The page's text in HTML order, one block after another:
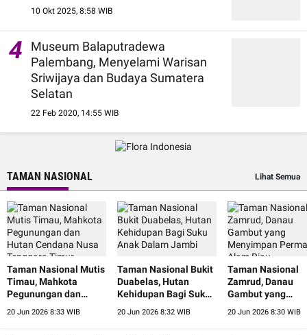
10 Okt 2025, 8:58 WIB
4
Museum Balaputradewa
Palembang, Menyelami Warisan
Sriwijaya dan Budaya Sumatera
Selatan
22 Feb 2020, 14:55 WIB
TAMAN NASIONAL Lihat Semua
Taman Nasional Mutis
Timau, Mahkota
Pegunungan dan
Hutan Cendana Nusa
20 Jun 2026 8:33 WIB
Taman Nasional Bukit
Duabelas, Hutan
Kehidupan Bagi Suku
Anak Dalam Jambi
20 Jun 2026 8:32 WIB
Taman Nasional
Zamrud, Danau
Gambut yang
Menyimpan
20 Jun 2026 8:30 WIB